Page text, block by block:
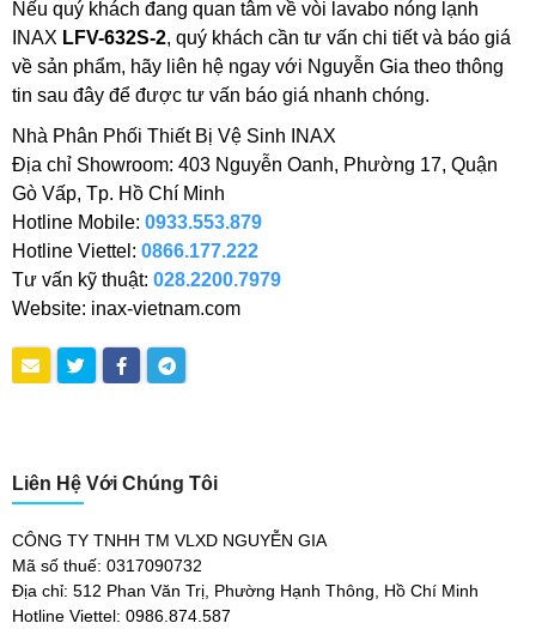
Nếu quý khách đang quan tâm về vòi lavabo nóng lạnh
INAX LFV-632S-2, quý khách cần tư vấn chi tiết và báo giá
về sản phẩm, hãy liên hệ ngay với Nguyễn Gia theo thông
tin sau đây để được tư vấn báo giá nhanh chóng.
Nhà Phân Phối Thiết Bị Vệ Sinh INAX
Địa chỉ Showroom: 403 Nguyễn Oanh, Phường 17, Quận
Gò Vấp, Tp. Hồ Chí Minh
Hotline Mobile: 0933.553.879
Hotline Viettel: 0866.177.222
Tư vấn kỹ thuật: 028.2200.7979
Website: inax-vietnam.com
Liên Hệ Với Chúng Tôi
CÔNG TY TNHH TM VLXD NGUYỄN GIA
Mã số thuế: 0317090732
Địa chỉ: 512 Phan Văn Trị, Phường Hạnh Thông, Hồ Chí Minh
Hotline Viettel: 0986.874.587